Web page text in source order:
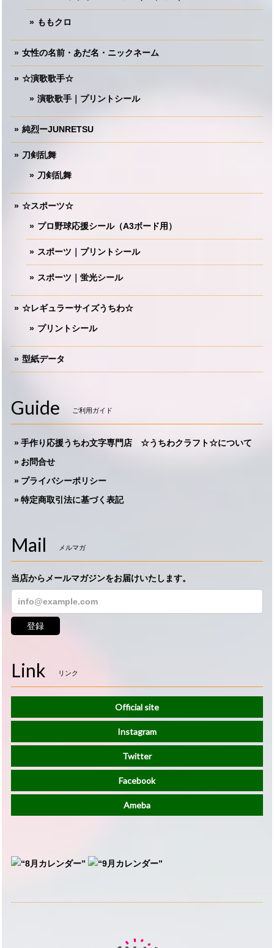
ももクロ
女性の名前・あだ名・ニックネーム
☆演歌歌手☆
演歌歌手｜プリントシール
純烈ーJUNRETSU
刀剣乱舞
刀剣乱舞
☆スポーツ☆
プロ野球応援シール（A3ボード用）
スポーツ｜プリントシール
スポーツ｜蛍光シール
☆レギュラーサイズうちわ☆
プリントシール
型紙データ
Guide ご利用ガイド
手作り応援うちわ文字専門店 ☆うちわクラフト☆について
お問合せ
プライバシーポリシー
特定商取引法に基づく表記
Mail メルマガ
当店からメールマガジンをお届けいたします。
登録
Link リンク
Official site
Instagram
Twitter
Facebook
Ameba